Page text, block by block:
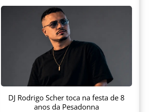
DJ Rodrigo Scher toca na festa de 8
anos da Pesadonna